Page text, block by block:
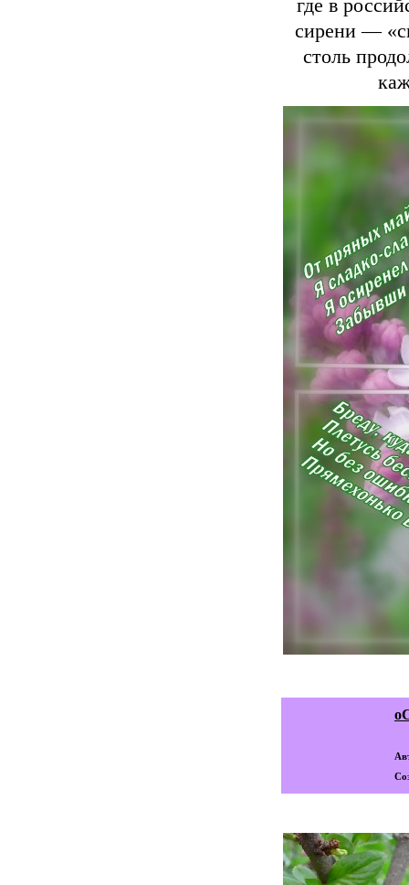
где в
сирени —
столь